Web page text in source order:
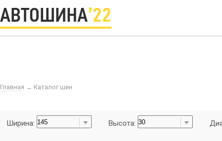
АВТОШИНА’22
Главная → Каталог шин
Ширина: Высота: